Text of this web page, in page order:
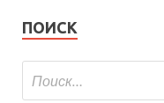
ПОИСК